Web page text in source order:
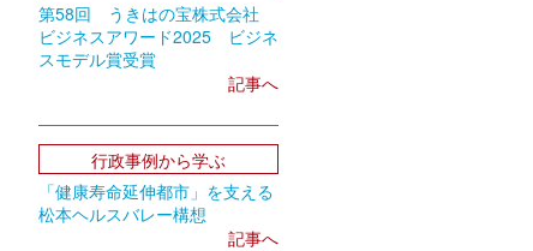
第58回 うきはの宝株式会社
ビジネスアワード2025 ビジネ
スモデル賞受賞
記事へ
行政事例から学ぶ
「健康寿命延伸都市」を支える
松本ヘルスバレー構想
記事へ